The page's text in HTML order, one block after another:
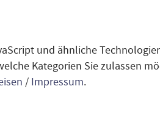
-
und ähnliche
Kategorien Sie zulassen
/ Impressum.